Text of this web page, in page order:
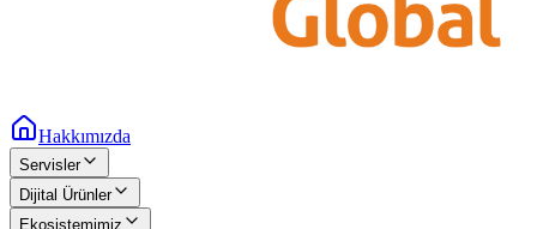
Hakkımızda
Servisler
Dijital Ürünler
Ekosistemimiz